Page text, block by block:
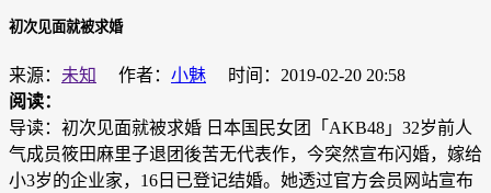
初次见面就被求婚
来源： 未知 作者： 小魅
时间：2019-02-20 20:58
阅读：
导读：初次见面就被求婚 日本国民女团「AKB48」32岁前人
气成员筱田麻里子退团後苦无代表作，今突然宣布闪婚，嫁给
小3岁的企业家，16日已登记结婚。她透过官方会员网站宣布